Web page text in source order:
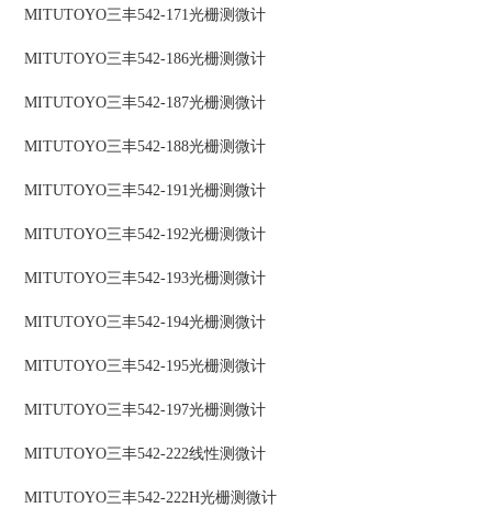
MITUTOYO三丰542-171光栅测微计
MITUTOYO三丰542-186光栅测微计
MITUTOYO三丰542-187光栅测微计
MITUTOYO三丰542-188光栅测微计
MITUTOYO三丰542-191光栅测微计
MITUTOYO三丰542-192光栅测微计
MITUTOYO三丰542-193光栅测微计
MITUTOYO三丰542-194光栅测微计
MITUTOYO三丰542-195光栅测微计
MITUTOYO三丰542-197光栅测微计
MITUTOYO三丰542-222线性测微计
MITUTOYO三丰542-222H光栅测微计